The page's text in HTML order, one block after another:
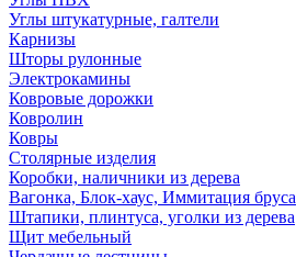
Углы штукатурные, галтели
Карнизы
Шторы рулонные
Электрокамины
Ковровые дорожки
Ковролин
Ковры
Столярные изделия
Коробки, наличники из дерева
Вагонка, Блок-хаус, Иммитация бруса
Штапики, плинтуса, уголки из дерева
Щит мебельный